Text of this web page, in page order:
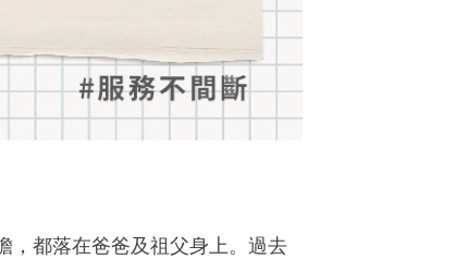
，都落在爸爸及祖父身上。過去